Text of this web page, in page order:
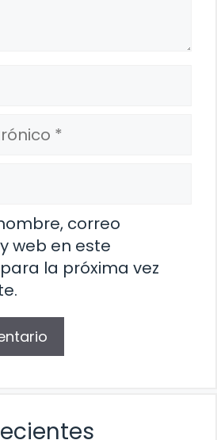
correo
web en este
la próxima vez